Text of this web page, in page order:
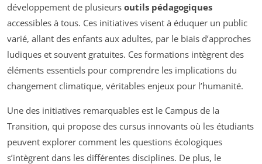
développement de plusieurs outils pédagogiques
accessibles à tous. Ces initiatives visent à éduquer un public
varié, allant des enfants aux adultes, par le biais d’approches
ludiques et souvent gratuites. Ces formations intègrent des
éléments essentiels pour comprendre les implications du
changement climatique, véritables enjeux pour l’humanité.
Une des initiatives remarquables est le Campus de la
Transition, qui propose des cursus innovants où les étudiants
peuvent explorer comment les questions écologiques
s’intègrent dans les différentes disciplines. De plus, le